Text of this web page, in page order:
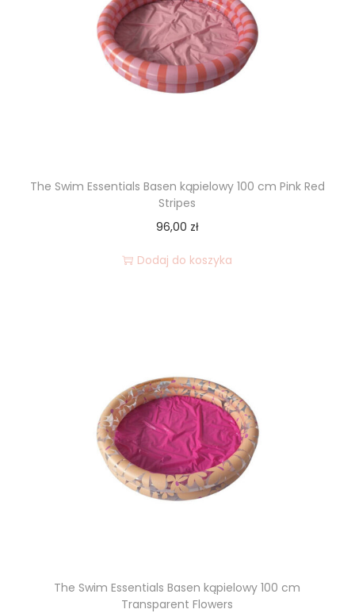
The Swim Essentials Basen kąpielowy 100 cm Pink Red
Stripes
96,00 zł
Dodaj do koszyka
The Swim Essentials Basen kąpielowy 100 cm
Transparent Flowers